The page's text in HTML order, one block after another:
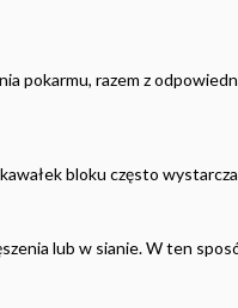
pokarmu, razem z
bloku często
lub w sianie. W ten